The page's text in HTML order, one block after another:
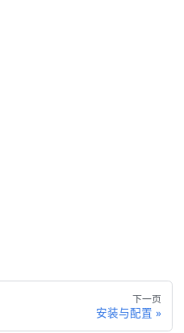
下一页
安装与配置